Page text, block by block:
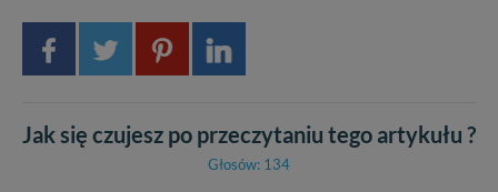
Jak się czujesz po przeczytaniu tego artykułu ?
Głosów: 134